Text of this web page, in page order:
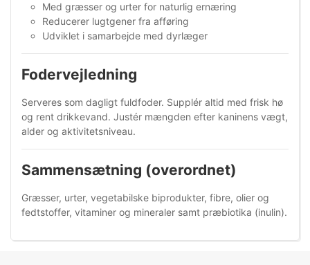
Med græsser og urter for naturlig ernæring
Reducerer lugtgener fra afføring
Udviklet i samarbejde med dyrlæger
Fodervejledning
Serveres som dagligt fuldfoder. Supplér altid med frisk hø
og rent drikkevand. Justér mængden efter kaninens vægt,
alder og aktivitetsniveau.
Sammensætning (overordnet)
Græsser, urter, vegetabilske biprodukter, fibre, olier og
fedtstoffer, vitaminer og mineraler samt præbiotika (inulin).